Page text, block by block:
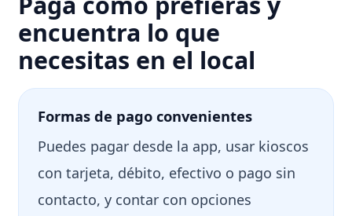
encuentra lo que
necesitas en el local
Formas de pago convenientes
Puedes pagar desde la app, usar kioscos
con tarjeta, débito, efectivo o pago sin
contacto, y contar con opciones